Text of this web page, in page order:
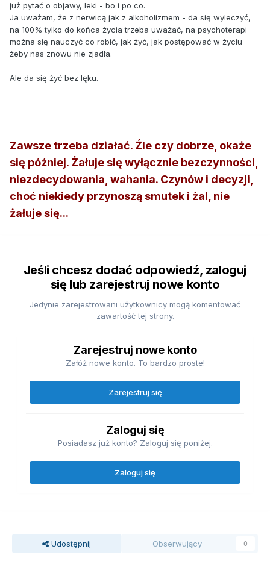
już pytać o objawy, leki - bo i po co.
Ja uważam, że z nerwicą jak z alkoholizmem - da się wyleczyć,
na 100% tylko do końca życia trzeba uważać, na psychoterapi
można się nauczyć co robić, jak żyć, jak postępować w życiu
żeby nas znowu nie zjadła.
Ale da się żyć bez lęku.
Zawsze trzeba działać. Źle czy dobrze, okaże
się później. Żałuje się wyłącznie bezczynności,
niezdecydowania, wahania. Czynów i decyzji,
choć niekiedy przynoszą smutek i żal, nie
żałuje się...
Jeśli chcesz dodać odpowiedź, zaloguj
się lub zarejestruj nowe konto
Jedynie zarejestrowani użytkownicy mogą komentować
zawartość tej strony.
Zarejestruj nowe konto
Załóż nowe konto. To bardzo proste!
Zarejestruj się
Zaloguj się
Posiadasz już konto? Zaloguj się poniżej.
Zaloguj się
Udostępnij Obserwujący 0